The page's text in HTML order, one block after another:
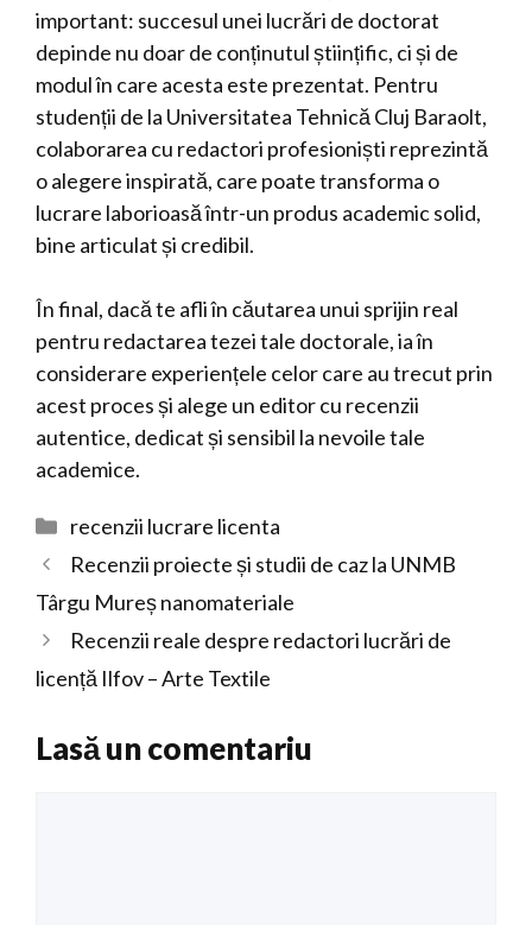
important: succesul unei lucrări de doctorat
depinde nu doar de conținutul științific, ci și de
modul în care acesta este prezentat. Pentru
studenții de la Universitatea Tehnică Cluj Baraolt,
colaborarea cu redactori profesioniști reprezintă
o alegere inspirată, care poate transforma o
lucrare laborioasă într-un produs academic solid,
bine articulat și credibil.
În final, dacă te afli în căutarea unui sprijin real
pentru redactarea tezei tale doctorale, ia în
considerare experiențele celor care au trecut prin
acest proces și alege un editor cu recenzii
autentice, dedicat și sensibil la nevoile tale
academice.
Categorii
recenzii lucrare licenta
Recenzii proiecte și studii de caz la UNMB
Târgu Mureș nanomateriale
Recenzii reale despre redactori lucrări de
licență Ilfov – Arte Textile
Lasă un comentariu